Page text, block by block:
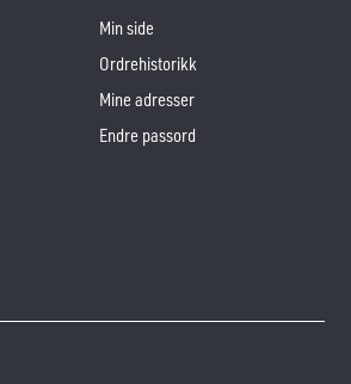
Min side
Ordrehistorikk
Mine adresser
Endre passord